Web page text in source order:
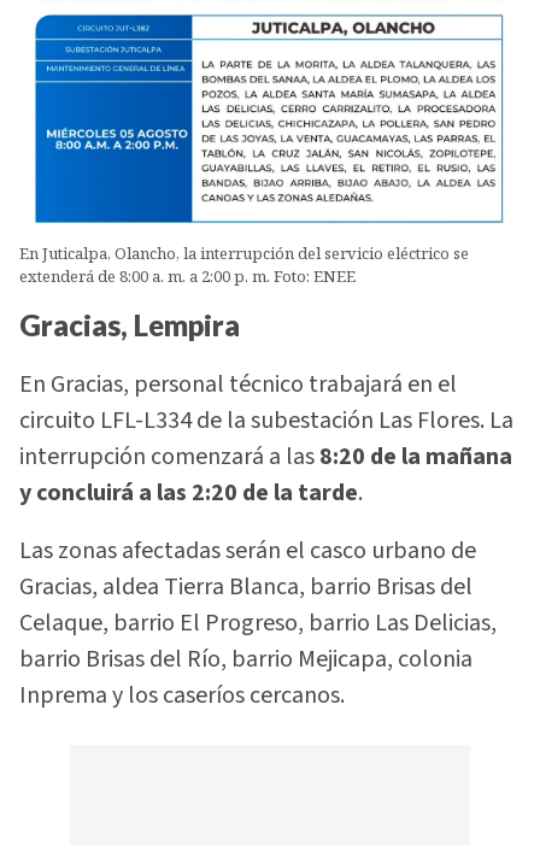
En Juticalpa, Olancho, la interrupción del servicio eléctrico se
extenderá de 8:00 a. m. a 2:00 p. m. Foto: ENEE
Gracias, Lempira
En Gracias, personal técnico trabajará en el
circuito LFL-L334 de la subestación Las Flores. La
interrupción comenzará a las8:20 de la mañana
y concluirá a las 2:20 de la tarde.
Las zonas afectadas serán el casco urbano de
Gracias, aldea Tierra Blanca, barrio Brisas del
Celaque, barrio El Progreso, barrio Las Delicias,
barrio Brisas del Río, barrio Mejicapa, colonia
Inprema y los caseríos cercanos.